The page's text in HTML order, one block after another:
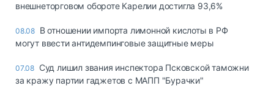
внешнеторговом обороте Карелии достигла 93,6%
08.08 В отношении импорта лимонной кислоты в РФ
могут ввести антидемпинговые защитные меры
07.08 Суд лишил звания инспектора Псковской таможни
за кражу партии гаджетов с МАПП "Бурачки"